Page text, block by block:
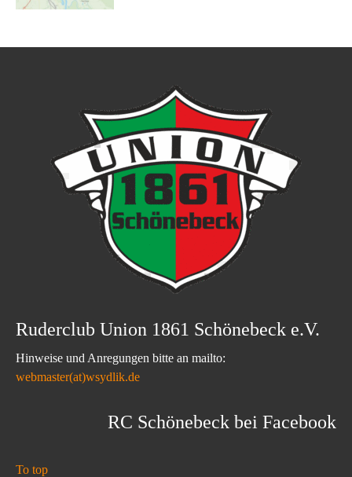
Ruderclub Union 1861 Schönebeck e.V.
Hinweise und Anregungen bitte an mailto:
webmaster(at)wsydlik.de
RC Schönebeck bei Facebook
To top